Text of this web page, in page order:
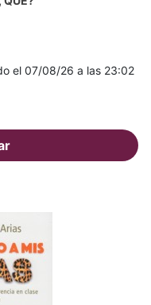
el 07/08/26 a las 23:02